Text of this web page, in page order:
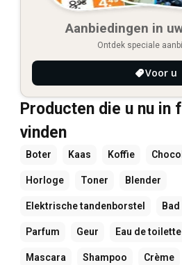
Aanbiedingen in
Ontdek speciale
Voor u
Producten die u nu in
vinden
Boter Kaas Koffie
Horloge Toner Blender
Elektrische tandenborstel Bad
Parfum Geur Eau de toilette
Mascara Shampoo Crème